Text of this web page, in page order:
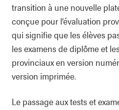
transition à une nouvelle
conçue pour l’évaluation
qui signifie que les élèves
les examens de diplôme et
provinciaux en version
version imprimée.
Le passage aux tests et